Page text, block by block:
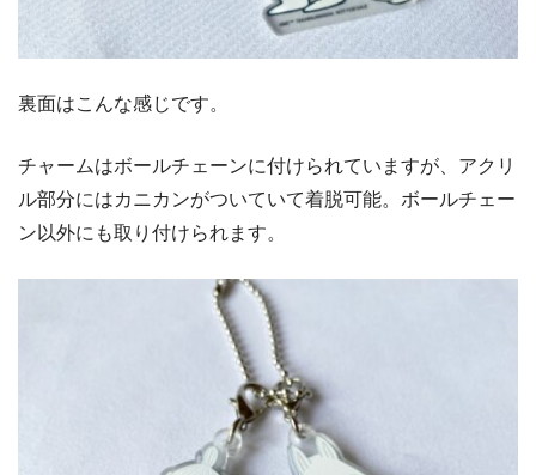
裏面はこんな感じです。
チャームはボールチェーンに付けられていますが、アクリ
ル部分にはカニカンがついていて着脱可能。ボールチェー
ン以外にも取り付けられます。